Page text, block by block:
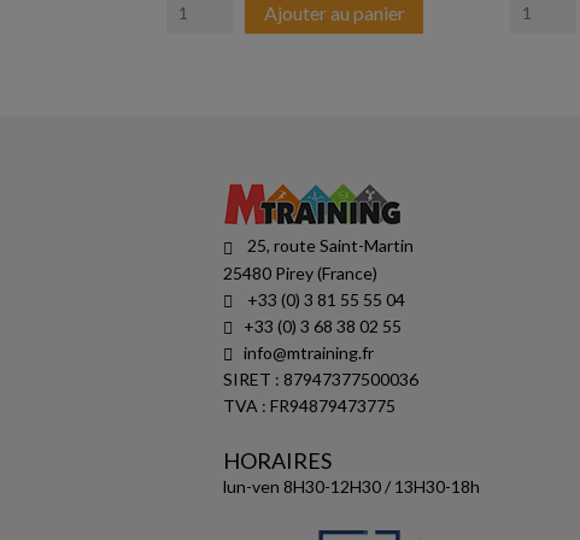
Ajouter au panier
25, route Saint-Martin
25480 Pirey (France)
+33 (0) 3 81 55 55 04
+33 (0) 3 68 38 02 55
info@mtraining.fr
SIRET : 87947377500036
TVA : FR94879473775
HORAIRES
lun-ven 8H30-12H30 / 13H30-18h